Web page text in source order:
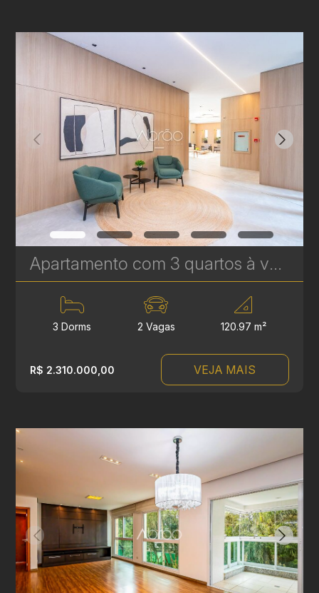
Apartamento com 3 quartos à venda no Água Verde - 120,97 m² - Le Sense | Ref. 1777
3 Dorms 2 Vagas 120.97 m²
R$ 2.310.000,00 VEJA MAIS